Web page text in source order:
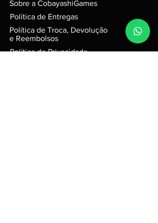
Alguns produtos podem possui
riscos e sinais do tempo, mas
jogos em disco, podem possuir
leves riscos que não interferem na
Sobre a CobayashiGames
Política de Entregas
Política de Troca, Devolução
e Reembolsos
Política de Privacidade